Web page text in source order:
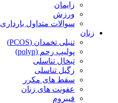
زایمان
ورزش
سوالات متداول بارداری
زنان
تنبلی تخمدان (PCOS)
پولیپ رحم (polyp)
تبخال تناسلی
زگیل تناسلی
سقط های مکرر
عفونت های زنان
فیبروم